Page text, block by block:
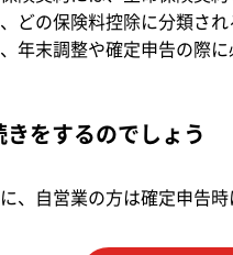
どの保険料控除に分類さ
年末調整や確定申告の際
をするのでしょう
、自営業の方は確定申告